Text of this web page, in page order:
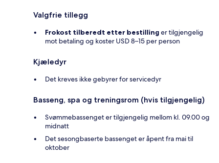
Valgfrie tillegg
Frokost tilberedt etter bestilling er tilgjengelig
mot betaling og koster USD 8–15 per person
Kjæledyr
Det kreves ikke gebyrer for servicedyr
Basseng, spa og treningsrom (hvis tilgjengelig)
Svømmebassenget er tilgjengelig mellom kl. 09.00 og
midnatt
Det sesongbaserte bassenget er åpent fra mai til
oktober